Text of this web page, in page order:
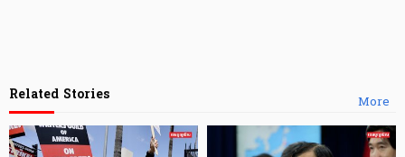
More
Related Stories